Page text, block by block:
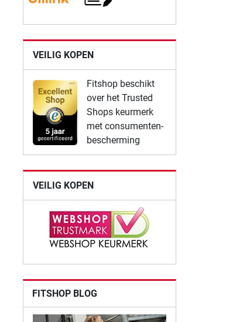
VEILIG KOPEN
Fitshop beschikt
over het Trusted
Shops keurmerk
met consumenten-
bescherming
VEILIG KOPEN
FITSHOP BLOG